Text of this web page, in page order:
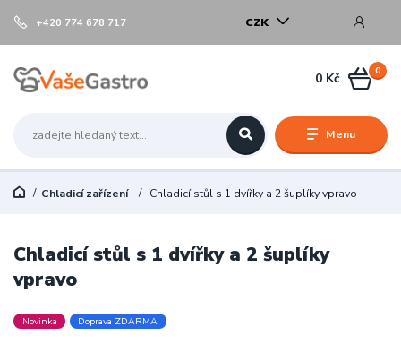
Menu
CZK
+420 774 678 717
0
0 Kč
Chladicí zařízení Chladicí stůl s 1 dvířky a 2 šuplíky vpravo
Chladicí stůl s 1 dvířky a 2 šuplíky
vpravo
Novinka Doprava ZDARMA